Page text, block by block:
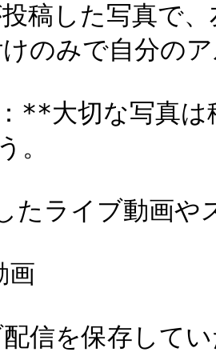
稿した写真で、
のみで自分の
大切な写真は
。
画
信を保存してい